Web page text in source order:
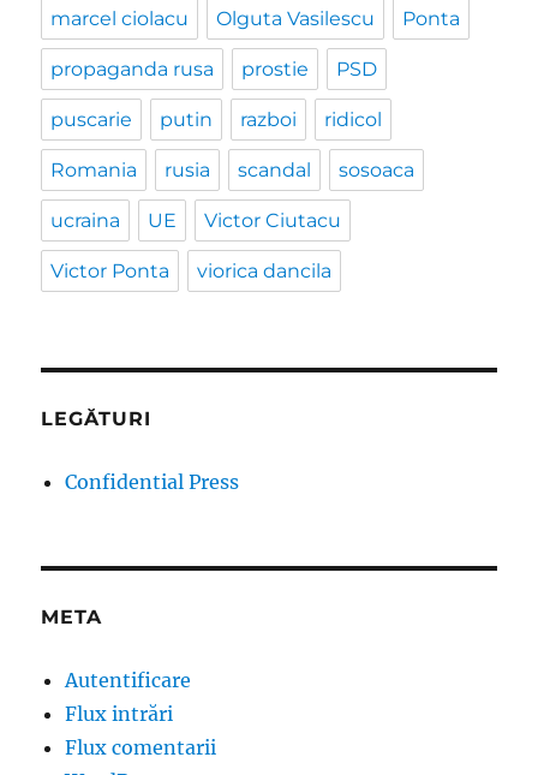
marcel ciolacu Olguta Vasilescu Ponta
propaganda rusa prostie PSD
puscarie putin razboi ridicol
Romania rusia scandal sosoaca
ucraina UE Victor Ciutacu
Victor Ponta viorica dancila
LEGĂTURI
Confidential Press
META
Autentificare
Flux intrări
Flux comentarii